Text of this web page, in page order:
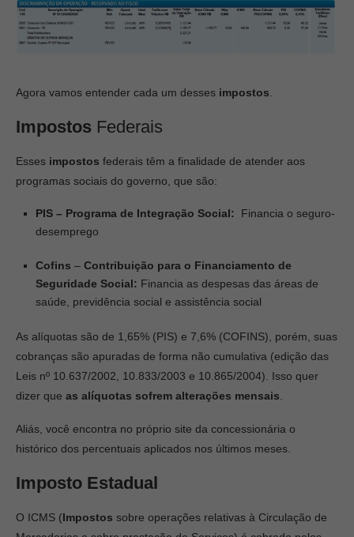
Agora vamos entender cada um desses impostos
Impostos Federais
Esses impostos federais têm a finalidade de atender aos
programas sociais do governo, que são:
PIS – Programa de Integração Social: Financia o seguro-
desemprego
Cofins – Contribuição para o Financiamento de
Seguridade Social: Financia as despesas das áreas de
saúde, previdência social e assistência social
As alíquotas são de 1,65% (PIS) e 7,6% (COFINS), porém, suas
cobranças são apuradas de forma não cumulativa (edição das
Leis nº 10.637/2002, 10.833/2003 e 10.865/2004). Isso quer
dizer que as alíquotas sofrem alterações mensais
Aliás, você encontra no próprio site da concessionária o
histórico dos percentuais aplicados nos últimos meses.
Imposto Estadual
O ICMS (Impostos sobre operações relativas à Circulação de